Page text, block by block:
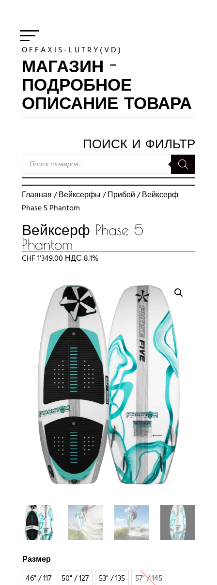
O F F A X I S - L U T R Y ( V D )
МАГАЗИН -
ПОДРОБНОЕ
ОПИСАНИЕ ТОВАРА
ПОИСК И ФИЛЬТР
ПОИСК
ТОВАРОВ
Главная /Вейксерфы /Прибой / Вейксерф
Phase 5 Phantom
Вейксерф Phase 5
Phantom
CHF1'349.00 НДС 8.1%
Размер
46" / 117
50" / 127 53" / 135 57" / 145